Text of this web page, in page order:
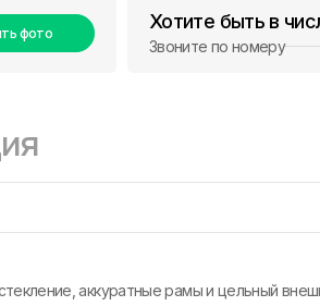
фото Хотите быть в
Звоните по номеру
аккуратные рамы и цельный